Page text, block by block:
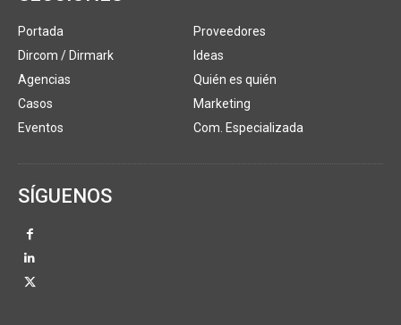
Portada
Dircom / Dirmark
Agencias
Casos
Eventos
Proveedores
Ideas
Quién es quién
Marketing
Com. Especializada
SÍGUENOS